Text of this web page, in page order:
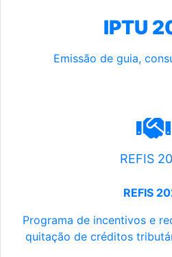
IPTU
Emissão de guia,
REFIS
REFIS
Programa de incentivos e
quitação de créditos